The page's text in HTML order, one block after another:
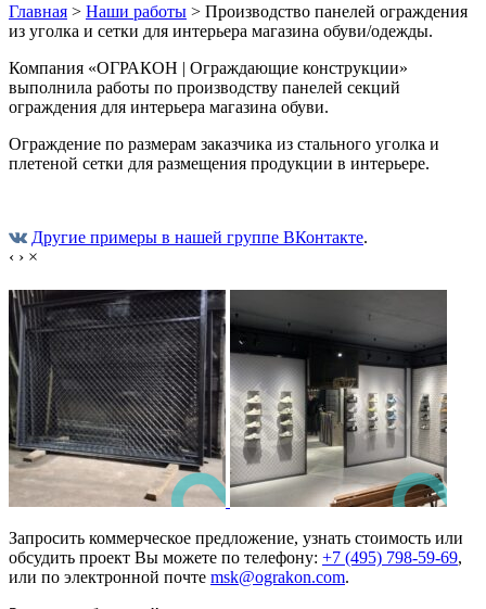
Главная > Наши работы > Производство панелей ограждения
из уголка и сетки для интерьера магазина обуви/одежды.
Компания «ОГРАКОН | Ограждающие конструкции»
выполнила работы по производству панелей секций
ограждения для интерьера магазина обуви.
Ограждение по размерам заказчика из стального уголка и
плетеной сетки для размещения продукции в интерьере.
Другие примеры в нашей группе ВКонтакте.
‹ › ×
Запросить коммерческое предложение, узнать стоимость или
обсудить проект Вы можете по телефону: +7 (495) 798-59-69,
или по электронной почте msk@ograkon.com.